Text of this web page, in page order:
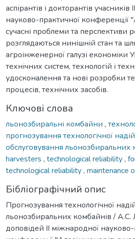
аспірантів і докторантів учасників
науково-практичної конференції
сучасні проблеми та перспективи
розглядаються нинішній стан та
агроінженерної галузі економіки
технічних систем, технологій і
удосконалення та нові розробки
процесів, технічних засобів.
Ключові слова
льонозбиральні комбайни ,
прогнозування технологічної
обслуговування льонозбиральних
harvesters , technological reliability,
technological reliability, maintenance
Бібліографічний опис
Прогнозування технологічної
льонозбиральних комбайнів / А.С.
доповідей ІІ міжнародної